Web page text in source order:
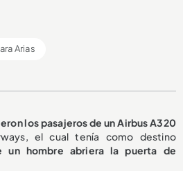
Arias
los pasajeros de un Airbus A320
el cual tenía como destino
un hombre abriera la puerta de